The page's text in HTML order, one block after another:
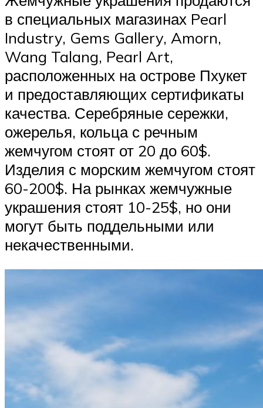
в специальных магазинах Pearl
Industry, Gems Gallery, Amorn,
Wang Talang, Pearl Art,
расположенных на острове Пхукет
и предоставляющих сертификаты
качества. Серебряные сережки,
ожерелья, кольца с речным
жемчугом стоят от 20 до 60$.
Изделия с морским жемчугом стоят
60-200$. На рынках жемчужные
украшения стоят 10-25$, но они
могут быть поддельными или
некачественными.